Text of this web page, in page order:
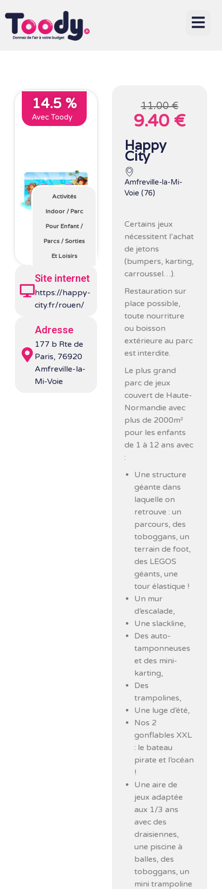
14.5 %
Avec Toody
Activités
Indoor/Parc
Pour Enfant /
Parcs /Sorties
Et Loisirs
Site internet
https://happy-
city.fr/rouen/
Adresse
177 b Rte de
Paris, 76920
Amfreville-la-
Mi-Voie
11.00 €
9.40 €
Happy
City
Amfreville-la-Mi-
Voie (76)
Certains jeux
nécessitent l’achat
de jetons
(bumpers, karting,
carroussel…).
Restauration sur
place possible,
toute nourriture
ou boisson
extérieure au parc
est interdite.
Le plus grand
parc de jeux
couvert de Haute-
Normandie avec
plus de 2000m²
pour les enfants
de 1 à 12 ans avec
:
Une structure
géante dans
laquelle on
retrouve : un
parcours, des
toboggans, un
terrain de foot,
des LEGOS
géants, une
tour élastique !
Un mur
d’escalade,
Une slackline,
Des auto-
tamponneuses
et des mini-
karting,
Des
trampolines,
Une luge d’été,
Nos 2
gonflables XXL
: le bateau
pirate et l’océan
!
Une aire de
jeux adaptée
aux 1/3 ans
avec des
draisiennes,
une piscine à
balles, des
toboggans, un
mini trampoline